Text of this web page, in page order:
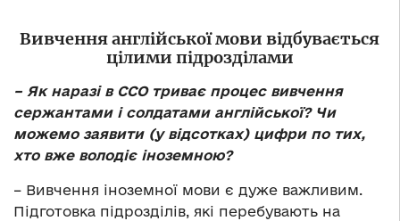
Вивчення англійської мови відбувається
цілими підрозділами
– Як наразі в ССО триває процес вивчення
сержантами і солдатами англійської? Чи
можемо заявити (у відсотках) цифри по тих,
хто вже володіє іноземною?
– Вивчення іноземної мови є дуже важливим.
Підготовка підрозділів, які перебувають на